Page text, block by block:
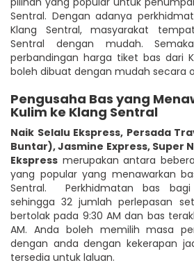
Sentral. Dengan adanya
Klang Sentral, masyarakat
Sentral dengan mudah.
perbandingan harga tiket bas dari
boleh dibuat dengan mudah secara
Pengusaha Bas yang
Kulim ke Klang Sentral
Naik Selalu Ekspress, Persada
Buntar),Jasmine Express, Super
Ekspress merupakan antara
yang popular yang menawarkan
Sentral. Perkhidmatan bas
sehingga 32 jumlah perlepasan
bertolak pada 9:30 AM dan bas
AM. Anda boleh memilih masa
dengan anda dengan kekerapan
tersedia untuk laluan.